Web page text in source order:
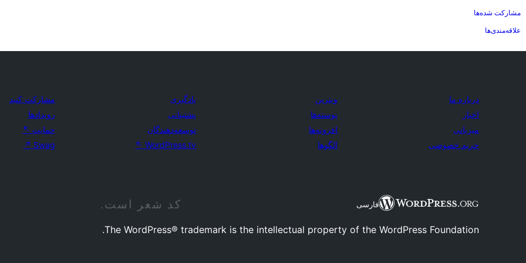
مشارکت شده‌ها
علاقه‌مندی‌ها
درباره ما
اخبار
میزبانی
حریم خصوصی
ویترین
پوسته‌ها
افزونه‌ها
الگوها
یادگیری
پشتیبانی
توسعه‌دهندگان
WordPress.tv
↖
مشارکت کنید
رویدادها
حمایت ↖
Swag
↗
فارسی کد شعر است.
The WordPress® trademark is the intellectual property of the WordPress Foundation.